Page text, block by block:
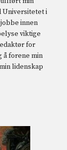
Universitetet i
innen
viktige
for
forene min
lidenskap